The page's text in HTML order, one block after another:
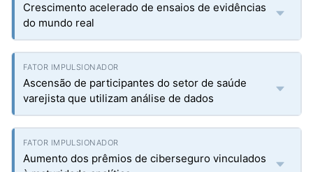
Crescimento acelerado de ensaios de evidências
do mundo real
Ascensão de participantes do setor de saúde
varejista que utilizam análise de dados
Aumento dos prêmios de ciberseguro vinculados